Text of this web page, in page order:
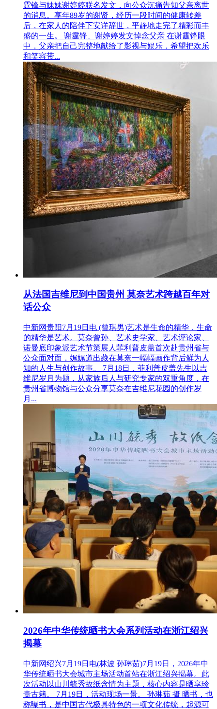
霆锋与妹妹谢婷婷联名发文，向公众沉痛告知父亲离世
的消息。享年89岁的谢贤，经历一段时间的健康转差
后，在家人的陪伴下安详辞世，平静地走完了精彩而丰
盛的一生。 谢霆锋、谢婷婷发文悼念父亲 在谢霆锋眼
中，父亲把自己完整地献给了影视与娱乐，希望把欢乐
和笑容带...
从法国吉维尼到中国贵州 莫奈艺术跨越百年对
话公众
中新网贵阳7月19日电 (曾琪男)艺术是生命的精华，生命
的精华是艺术。莫奈曾孙、艺术史学家、艺术评论家、
诺曼底印象派艺术节策展人菲利普皮盖首次赴贵州省与
公众面对面，娓娓道出藏在莫奈一幅幅画作背后鲜为人
知的人生与创作故事。 7月18日，菲利普皮盖先生以吉
维尼岁月为题，从家族后人与研究专家的双重角度，在
贵州省博物馆与公众分享莫奈在吉维尼花园的创作岁
月...
2026年中华传统晒书大会系列活动在浙江绍兴
揭幕
中新网绍兴7月19日电(林波 孙琳茹)7月19日，2026年中
华传统晒书大会城市主场活动首站在浙江绍兴揭幕。此
次活动以山川毓秀故纸含情为主题，核心内容是晒享珍
贵古籍。 7月19日，活动现场一景。 孙琳茹 摄 晒书，也
称曝书，是中国古代极具特色的一项文化传统，起源可